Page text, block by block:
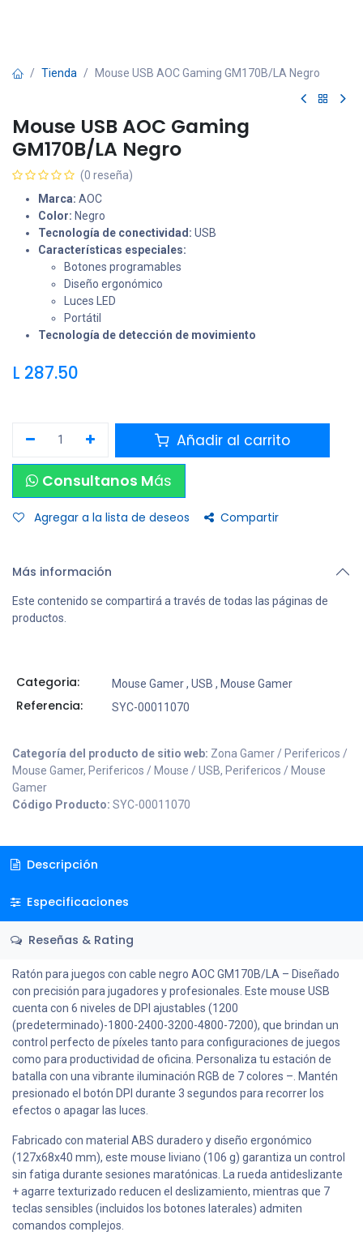
Tienda Mouse USB AOC Gaming GM170B/LA Negro
Mouse USB AOC Gaming
GM170B/LA Negro
(0 reseña)
Marca: AOC
Color: Negro
Tecnología de conectividad: USB
Características especiales:
Botones programables
Diseño ergonómico
Luces LED
Portátil
Tecnología de detección de movimiento
L 287.50
Añadir al carrito
Consultanos Más
Agregar a la lista de deseos Compartir
Más información
Este contenido se compartirá a través de todas las páginas de
productos.
Categoria: Mouse Gamer, USB , Mouse Gamer
Referencia: SYC-00011070
Categoría del producto de sitio web: Zona Gamer / Perifericos /
Mouse Gamer, Perifericos / Mouse / USB, Perifericos / Mouse
Gamer
Código Producto: SYC-00011070
Descripción
Especificaciones
Reseñas & Rating
Ratón para juegos con cable negro AOC GM170B/LA – Diseñado
con precisión para jugadores y profesionales. Este mouse USB
cuenta con 6 niveles de DPI ajustables (1200
(predeterminado)-1800-2400-3200-4800-7200), que brindan un
control perfecto de píxeles tanto para configuraciones de juegos
como para productividad de oficina. Personaliza tu estación de
batalla con una vibrante iluminación RGB de 7 colores –. Mantén
presionado el botón DPI durante 3 segundos para recorrer los
efectos o apagar las luces.
Fabricado con material ABS duradero y diseño ergonómico
(127x68x40 mm), este mouse liviano (106 g) garantiza un control
sin fatiga durante sesiones maratónicas. La rueda antideslizante
+ agarre texturizado reducen el deslizamiento, mientras que 7
teclas sensibles (incluidos los botones laterales) admiten
comandos complejos.